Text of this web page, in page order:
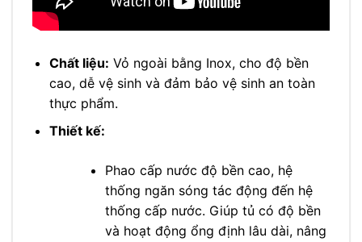
Chất liệu: Vỏ ngoài bằng Inox, cho độ bền
cao, dễ vệ sinh và đảm bảo vệ sinh an toàn
thực phẩm.
Thiết kế:
Phao cấp nước độ bền cao, hệ
thống ngăn sóng tác động đến hệ
thống cấp nước. Giúp tủ có độ bền
và hoạt động ổng định lâu dài, nâng